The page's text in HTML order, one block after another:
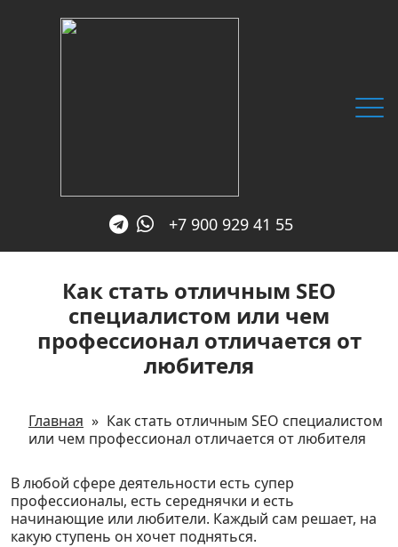
Главная
Услуги
SEO блог
Обо мне
Контакты
+7 900 929 41 55
Как стать отличным SEO
специалистом или чем
профессионал отличается от
любителя
Главная » Как стать отличным SEO специалистом
или чем профессионал отличается от любителя
В любой сфере деятельности есть супер
профессионалы, есть середнячки и есть
начинающие или любители. Каждый сам решает, на
какую ступень он хочет подняться.